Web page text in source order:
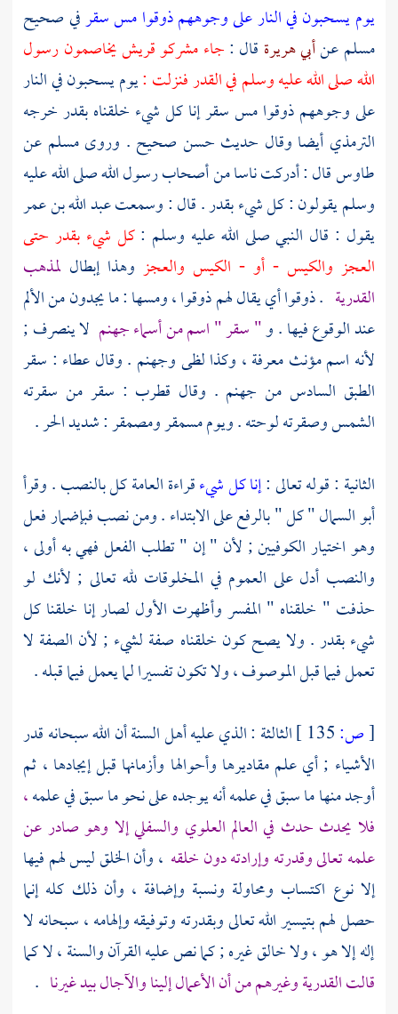
يوم يسحبون في النار على وجوههم ذوقوا مس سقرفي صحيح
مسلمعنأبي هريرة قال :جاء مشركوقريشيخاصمون رسول
الله صلى الله عليه وسلم في القدر فنزلت :يوم يسحبون في النار
على وجوههم ذوقوا مس سقر إنا كل شيء خلقناه بقدر خرجه
الترمذي أيضا وقال حديث حسن صحيح . وروىمسلم عن
طاوسقال : أدركت ناسا من أصحاب رسول الله صلى الله عليه
وسلم يقولون : كل شيء بقدر . قال : وسمعتعبد الله بن عمر
يقول : قال النبي صلى الله عليه وسلم :كل شيء بقدر حتى
العجز والكيس - أو - الكيس والعجز وهذا إبطال لمذهب
القدرية . ذوقوا أي يقال لهم ذوقوا ، ومسها : ما يجدون من الألم
عند الوقوع فيها . و" سقر " اسم من أسماء جهنم لا ينصرف ;
لأنه اسم مؤنث معرفة ، وكذا لظى وجهنم . وقالعطاء : سقر
الطبق السادس من جهنم . وقال قطرب : سقر من سقرته
الشمس وصقرته لوحته . ويوم مسمقر ومصمقر : شديد الحر .
الثانية : قوله تعالى :إنا كل شيءقراءة العامة كل بالنصب . وقرأ
أبو السمال" كل " بالرفع على الابتداء . ومن نصب فبإضمار فعل
وهو اختيار الكوفيين ; لأن " إن " تطلب الفعل فهي به أولى ،
والنصب أدل على العموم في المخلوقات لله تعالى ; لأنك لو
حذفت " خلقناه " المفسر وأظهرت الأول لصار إنا خلقنا كل
شيء بقدر . ولا يصح كون خلقناه صفة لشيء ; لأن الصفة لا
تعمل فيما قبل الموصوف ، ولا تكون تفسيرا لما يعمل فيما قبله .
[ص:
الثالثة : الذي عليه أهل السنة أن الله سبحانه قدر
الأشياء ; أي علم مقاديرها وأحوالها وأزمانها قبل إيجادها ، ثم
أوجد منها ما سبق في علمه أنه يوجده على نحو ما سبق في علمه،
فلا يحدث حدث في العالم العلوي والسفلي إلا وهو صادر عن
علمه تعالى وقدرته وإرادته دون خلقه ، وأن الخلق ليس لهم فيها
إلا نوع اكتساب ومحاولة ونسبة وإضافة ، وأن ذلك كله إنما
حصل لهم بتيسير الله تعالى وبقدرته وتوفيقه وإلهامه ، سبحانه لا
إله إلا هو ، ولا خالق غيره ; كما نص عليه القرآن والسنة ، لا كما
قالتالقدريةوغيرهم من أن الأعمال إلينا والآجال بيد غيرنا .